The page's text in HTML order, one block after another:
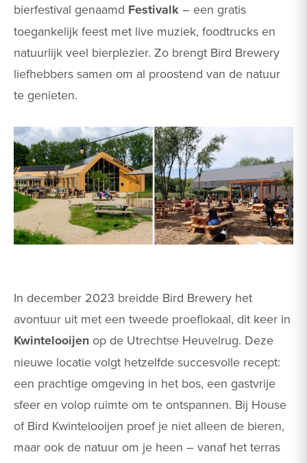
bierfestival genaamd Festivalk – een gratis
toegankelijk feest met live muziek, foodtrucks en
natuurlijk veel bierplezier​. Zo brengt Bird Brewery
liefhebbers samen om al proostend van de natuur
te genieten.
In december 2023 breidde Bird Brewery het
avontuur uit met een tweede proeflokaal, dit keer in
Kwintelooijen op de Utrechtse Heuvelrug​. Deze
nieuwe locatie volgt hetzelfde succesvolle recept:
een prachtige omgeving in het bos, een gastvrije
sfeer en volop ruimte om te ontspannen. Bij House
of Bird Kwintelooijen proef je niet alleen de bieren,
maar ook de natuur om je heen – vanaf het terras